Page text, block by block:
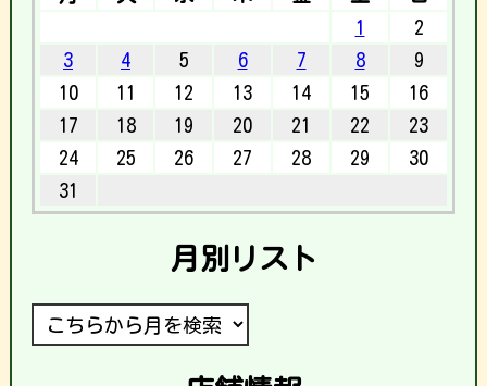
1
2
3
4 5 6 7 8
9
10
11 12 13 14 15
16
17
18 19 20 21 22
23
24
25 26 27 28 29
30
31
月別リスト